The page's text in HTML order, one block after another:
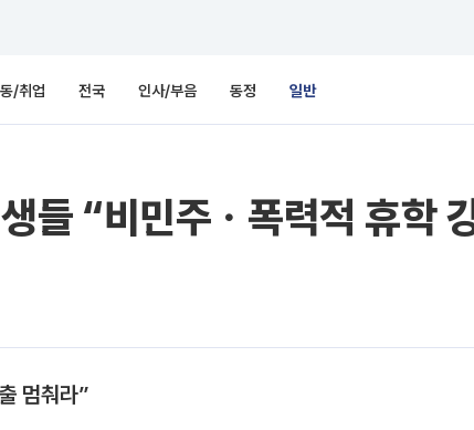
/취업 전국 인사/부음 동정 일반
들 “비민주ㆍ폭력적 휴학
멈춰라”